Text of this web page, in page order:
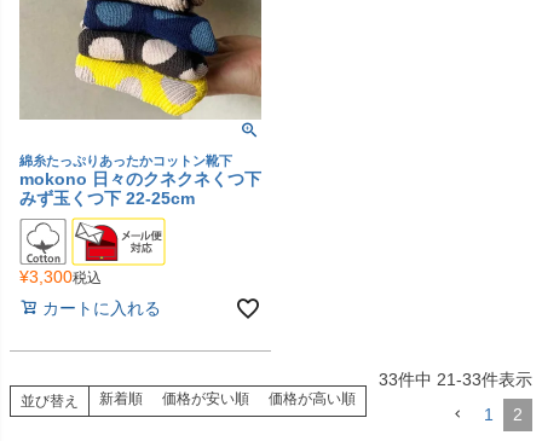
綿糸たっぷりあったかコットン靴下
mokono 日々のクネクネくつ下
みず玉くつ下 22-25cm
¥3,300税込
カートに入れる
並び替え 新着順 価格が安い順 価格が高い順
33件中 21-33件表示
1
2